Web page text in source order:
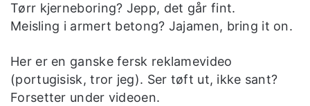
Tørr kjerneboring? Jepp, det går fint.
Meisling i armert betong? Jajamen, bring it on.
Her er en ganske fersk reklamevideo
(portugisisk, tror jeg). Ser tøft ut, ikke sant?
Forsetter under videoen.